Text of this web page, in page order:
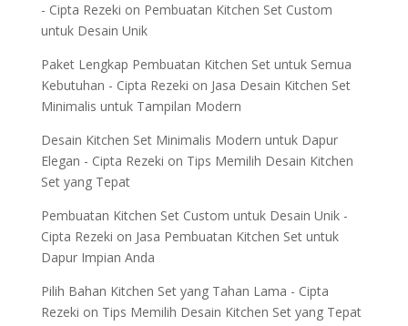
- Cipta Rezeki on Pembuatan Kitchen Set Custom
untuk Desain Unik
Paket Lengkap Pembuatan Kitchen Set untuk Semua
Kebutuhan - Cipta Rezeki on Jasa Desain Kitchen Set
Minimalis untuk Tampilan Modern
Desain Kitchen Set Minimalis Modern untuk Dapur
Elegan - Cipta Rezeki on Tips Memilih Desain Kitchen
Set yang Tepat
Pembuatan Kitchen Set Custom untuk Desain Unik -
Cipta Rezeki on Jasa Pembuatan Kitchen Set untuk
Dapur Impian Anda
Pilih Bahan Kitchen Set yang Tahan Lama - Cipta
Rezeki on Tips Memilih Desain Kitchen Set yang Tepat